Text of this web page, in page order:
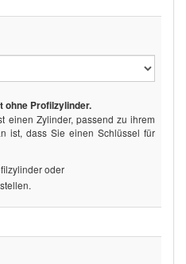
ohne Profilzylinder.
einen Zylinder, passend zu ihrem
ist, dass Sie einen Schlüssel für
oder